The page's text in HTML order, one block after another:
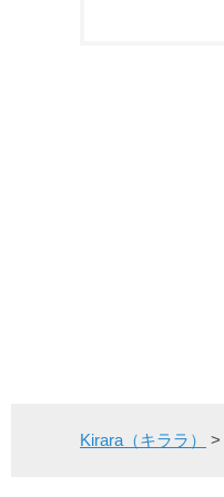
Kirara（キララ） >